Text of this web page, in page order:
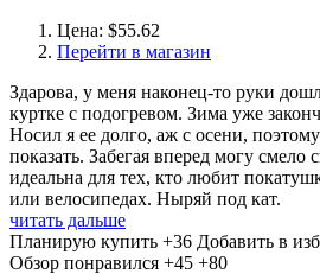
Цена: $55.62
Перейти в магазин
Здарова, у меня наконец-то руки
куртке с подогревом. Зима уже
Носил я ее долго, аж с осени, поэтому
показать. Забегая вперед могу смело
идеальна для тех, кто любит
или велосипедах. Ныряй под кат.
читать дальше
Планирую купить +36 Добавить в
Обзор понравился +45 +80